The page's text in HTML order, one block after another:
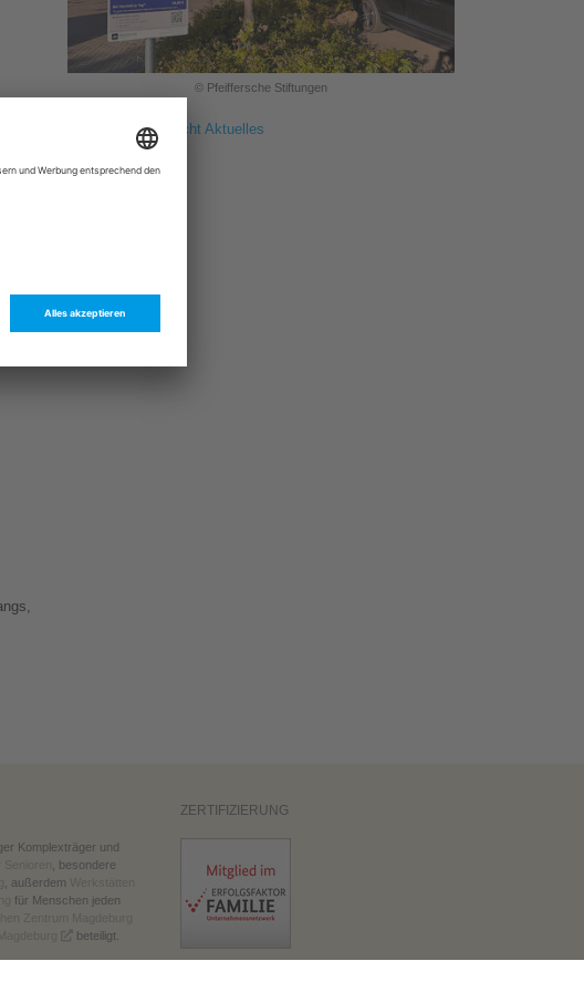
so
© Pfeiffersche Stiftungen
Zurück zur Übersicht Aktuelles
Komplexträger und
, besondere
, außerdem
für Menschen jeden
beteiligt.
ZERTIFIZIERUNG